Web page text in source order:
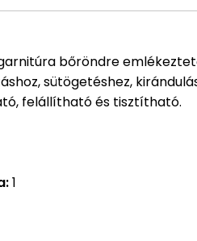
bőröndre
sütögetéshez,
felállítható és tisztítható.
1